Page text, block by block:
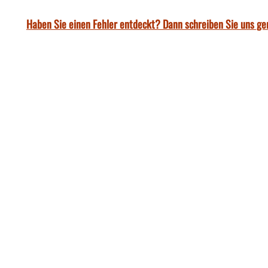
Haben Sie einen Fehler entdeckt? Dann schreiben Sie uns